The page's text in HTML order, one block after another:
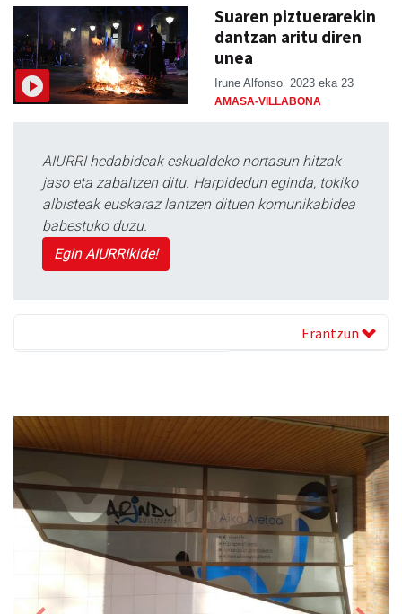
Suaren piztuerarekin
dantzan aritu diren
unea
Irune Alfonso 2023 eka 23
AMASA-VILLABONA
AIURRI hedabideak eskualdeko nortasun hitzak
jaso eta zabaltzen ditu. Harpidedun eginda, tokiko
albisteak euskaraz lantzen dituen komunikabidea
babestuko duzu.
Egin AIURRIkide!
Erantzun